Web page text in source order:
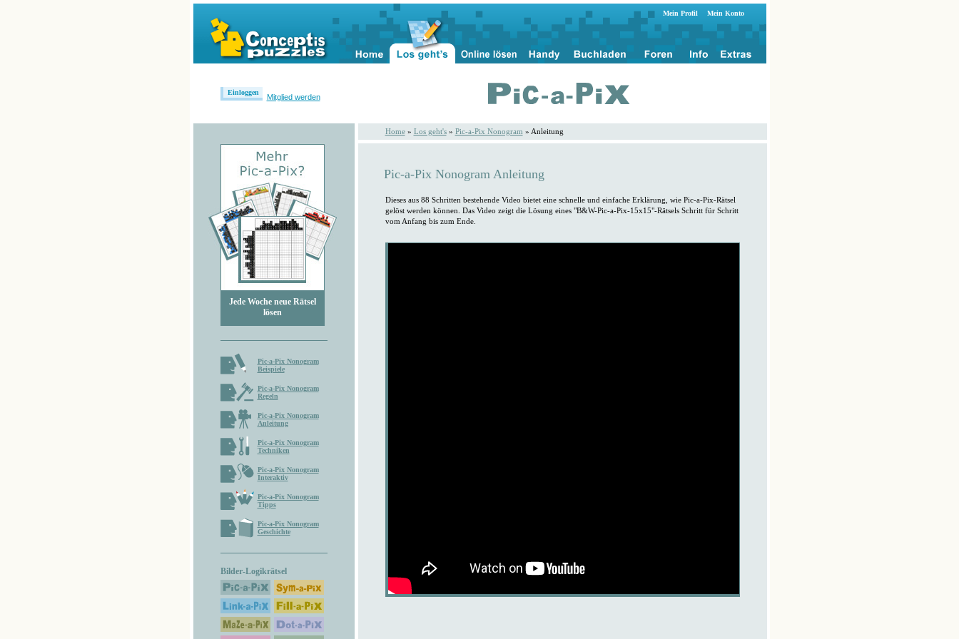
Mein Profil Mein Konto
Einloggen
Mitglied werden
Jede Woche neue Rätsel
lösen
Pic-a-Pix Nonogram
Beispiele
Pic-a-Pix Nonogram
Regeln
Pic-a-Pix Nonogram
Anleitung
Pic-a-Pix Nonogram
Techniken
Pic-a-Pix Nonogram
Interaktiv
Pic-a-Pix Nonogram
Tipps
Pic-a-Pix Nonogram
Geschichte
Bilder-Logikrätsel
Home » Los geht's » Pic-a-Pix Nonogram » Anleitung
Pic-a-Pix Nonogram Anleitung
Dieses aus 88 Schritten bestehende Video bietet eine schnelle und einfache Erklärung, wie Pic-a-Pix-Rätsel
gelöst werden können. Das Video zeigt die Lösung eines "B&W-Pic-a-Pix-15x15"-Rätsels Schritt für Schritt
vom Anfang bis zum Ende.